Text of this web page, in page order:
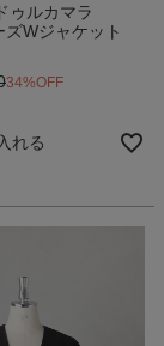
ゥルカマラ
ズWジャケット
34%OFF
れる